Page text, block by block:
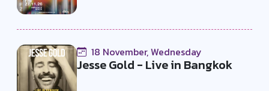
18 November, Wednesday
Jesse Gold - Live in Bangkok